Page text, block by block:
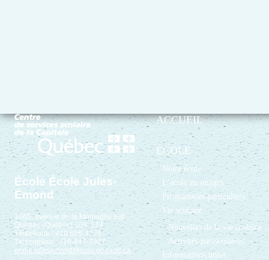
École École Jules-
Émond
1065, avenue de la Montagne Est
Québec (Québec) G3K 1T4
Téléphone : 418 686-4724
Télécopieur : 418-847-7307
ecole.julesemond@cssc.gouv.qc.ca
ACCUEIL
ÉCOLE
Notre école
L’école en images
Programmes particuliers
Vie scolaire
Nouvelles de la vie scolaire
Activités parascolaires
Informations utiles